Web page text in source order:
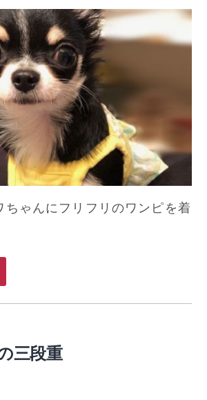
ちゃんにフリフリのワンピを着
三段重